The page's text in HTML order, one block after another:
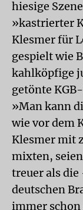
hiesige
»kastrierter
Klesmer für
gespielt wie
kahlköpfige
getönte
»Man kann
wie vor dem
Klesmer mit
mixten,
treuer als
deutschen
immer schon